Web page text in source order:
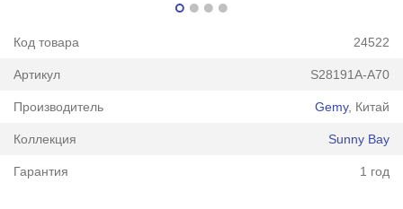
Код товара 24522
Артикул S28191A-A70
Производитель Gemy, Китай
Коллекция Sunny Bay
Гарантия 1 год